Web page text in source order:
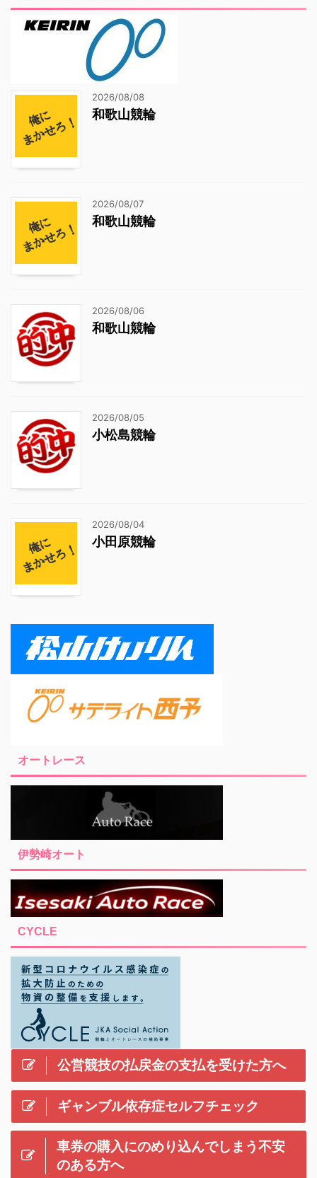
2026/08/08
和歌山競輪
2026/08/07
和歌山競輪
2026/08/06
和歌山競輪
2026/08/05
小松島競輪
2026/08/04
小田原競輪
オートレース
伊勢崎オート
CYCLE
公営競技の払戻金の支払を受けた方へ
ギャンブル依存症セルフチェック
車券の購入にのめり込んでしまう不安
のある方へ